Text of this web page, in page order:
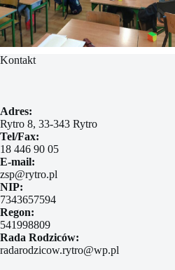
Kontakt
Adres:
Rytro 8, 33-343 Rytro
Tel/Fax:
18 446 90 05
E-mail:
zsp@rytro.pl
NIP:
7343657594
Regon:
541998809
Rada Rodziców:
radarodzicow.rytro@wp.pl